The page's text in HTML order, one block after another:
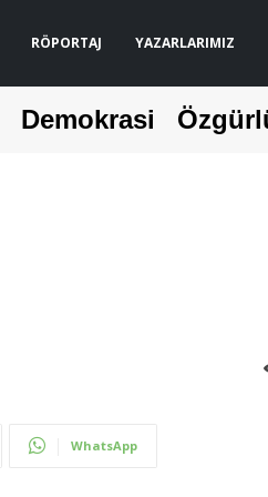
RÖPORTAJ YAZARLARIMIZ
Demokrasi
WhatsApp